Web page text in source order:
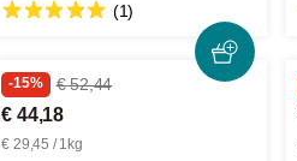
(1)
-15% € 52,44
€ 44,18
€ 29,45 / 1kg